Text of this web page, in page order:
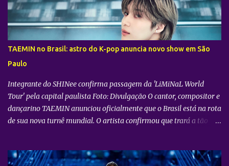
vivência cinematográfica com som e imagem de alta qualidade,
conectando os fãs de todo o mundo à energia da primeira turnê
mundial do quinteto. Produzido pela gigante do entretenimento
asiático HYBE e distribuído globalmente pela Trafalgar, o evento
promete transportar o fandom — conhecido oficialmente como
COERS — para o centro da apresentação. Como um bônus especial
para as sessões nos cine...
TAEMIN no Brasil: astro do K-pop anuncia novo show em São
Paulo
Integrante do SHINee confirma passagem da 'LiMiNaL World
Tour' pela capital paulista Foto: Divulgação O cantor, compositor e
dançarino TAEMIN anunciou oficialmente que o Brasil está na rota
de sua nova turnê mundial. O artista confirmou que trará a tão
oficialmente como “2026-27 TAEMIN WORLD TOUR ” , a nova